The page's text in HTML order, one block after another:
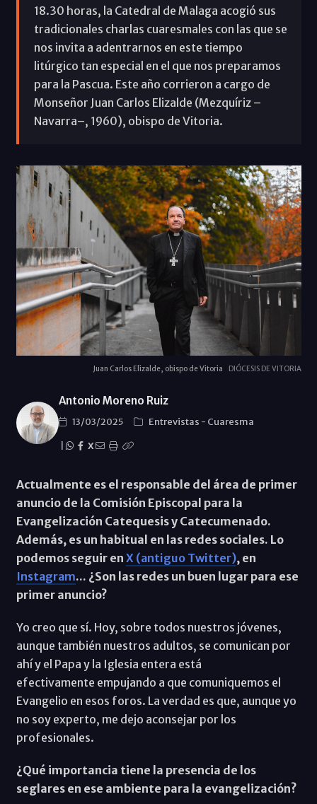
18.30 horas, la Catedral de Malaga acogió sus
tradicionales charlas cuaresmales con las que se
nos invita a adentrarnos en este tiempo
litúrgico tan especial en el que nos preparamos
para la Pascua. Este año corrieron a cargo de
Monseñor Juan Carlos Elizalde (Mezquíriz –
Navarra–, 1960), obispo de Vitoria.
Juan Carlos Elizalde, obispo de Vitoria DIÓCESIS DE VITORIA
Antonio Moreno Ruiz
13/03/2025 Entrevistas - Cuaresma
X
Actualmente es el responsable del área de primer
anuncio de la Comisión Episcopal para la
Evangelización Catequesis y Catecumenado.
Además, es un habitual en las redes sociales. Lo
podemos seguir en X (antiguo Twitter), en
Instagram... ¿Son las redes un buen lugar para ese
primer anuncio?
Yo creo que sí. Hoy, sobre todos nuestros jóvenes,
aunque también nuestros adultos, se comunican por
ahí y el Papa y la Iglesia entera está
efectivamente empujando a que comuniquemos el
Evangelio en esos foros. La verdad es que, aunque yo
no soy experto, me dejo aconsejar por los
profesionales.
¿Qué importancia tiene la presencia de los
seglares en ese ambiente para la evangelización?